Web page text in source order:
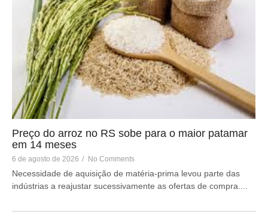
Preço do arroz no RS sobe para o maior patamar
em 14 meses
6 de agosto de 2026 / No Comments
Necessidade de aquisição de matéria-prima levou parte das
indústrias a reajustar sucessivamente as ofertas de compra....